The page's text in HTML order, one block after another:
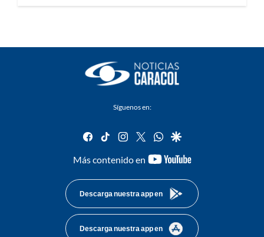
Síguenos en:
facebook
tiktok instagram
twitterwhatsapp
google
Más contenido en
youtube-
Descarga nuestra app en
Descarga nuestra app en